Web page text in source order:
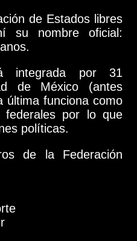
de Estados libres
su nombre oficial:
integrada por 31
de México (antes
última funciona como
por lo que
políticas.
de la Federación